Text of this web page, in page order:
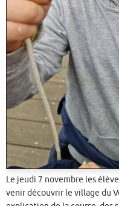
Le jeudi 7 novembre les
venir découvrir le village du